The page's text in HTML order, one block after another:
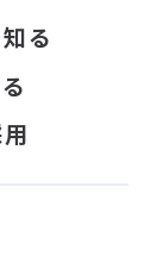
る